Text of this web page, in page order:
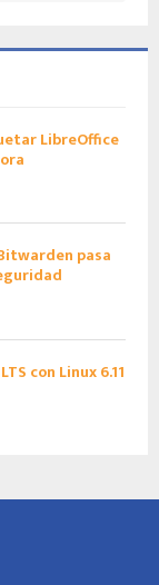
LibreOffice
pasa
con Linux 6.11